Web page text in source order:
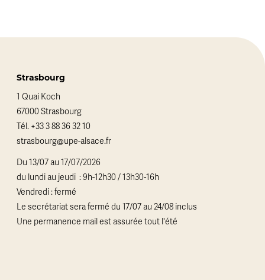
Strasbourg
1 Quai Koch
67000 Strasbourg
Tél. +33 3 88 36 32 10
strasbourg@upe-alsace.fr
Du 13/07 au 17/07/2026
du lundi au jeudi : 9h-12h30 / 13h30-16h
Vendredi : fermé
Le secrétariat sera fermé du 17/07 au 24/08 inclus
Une permanence mail est assurée tout l'été